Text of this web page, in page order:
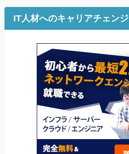
IT人材へのキャリアチェンジ